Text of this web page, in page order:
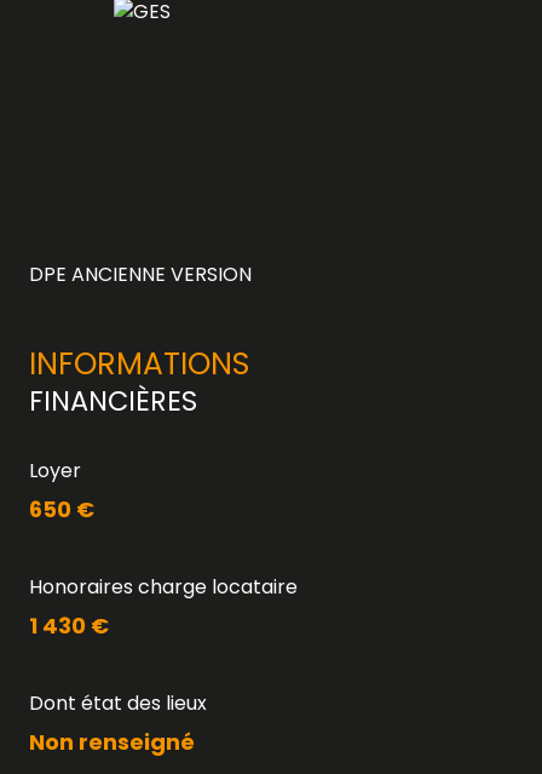
DPE ANCIENNE VERSION
INFORMATIONS
FINANCIÈRES
Loyer
650 €
Honoraires charge locataire
1 430 €
Dont état des lieux
Non renseigné